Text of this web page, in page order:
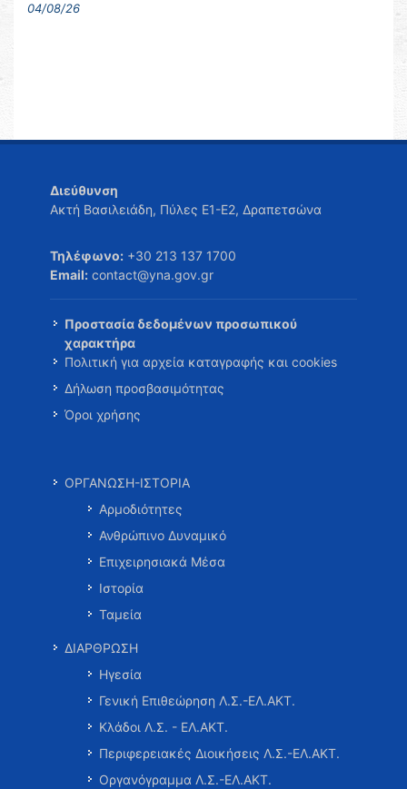
04/08/26
Διεύθυνση
Ακτή Βασιλειάδη, Πύλες Ε1-Ε2, Δραπετσώνα
Τηλέφωνο: +30 213 137 1700
Email: contact@yna.gov.gr
Προστασία δεδομένων προσωπικού
χαρακτήρα
Πολιτική για αρχεία καταγραφής και cookies
Δήλωση προσβασιμότητας
Όροι χρήσης
ΟΡΓΑΝΩΣΗ-ΙΣΤΟΡΙΑ
Αρμοδιότητες
Ανθρώπινο Δυναμικό
Επιχειρησιακά Μέσα
Ιστορία
Ταμεία
ΔΙΑΡΘΡΩΣΗ
Ηγεσία
Γενική Επιθεώρηση Λ.Σ.-ΕΛ.ΑΚΤ.
Κλάδοι Λ.Σ. - ΕΛ.ΑΚΤ.
Περιφερειακές Διοικήσεις Λ.Σ.-ΕΛ.ΑΚΤ.
Οργανόγραμμα Λ.Σ.-ΕΛ.ΑΚΤ.